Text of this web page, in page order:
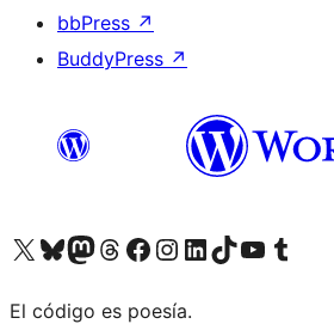
bbPress ↗
BuddyPress ↗
Visita nuestra cuenta de X (anteriormente Twitter)
Visita nuestra cuenta de Bluesky
Visita nuestra cuenta de Mastodon
Visita nuestra cuenta de Threads
Visita nuestra página de Facebook
Visita nuestra cuenta de Instagram
Visita nuestra cuenta de LinkedIn
Visita nuestra cuenta de TikTok
Visita nuestro canal de
Visita nuestra cuenta de
El código es poesía.